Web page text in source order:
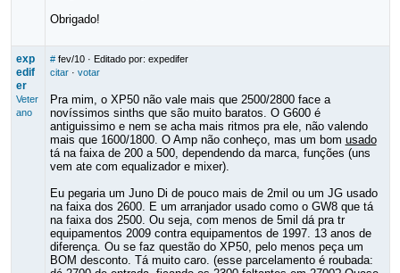
Obrigado!
exp
edif
er
Veter
ano
# fev/10· Editado por: expedifer
citar· votar
Pra mim, o XP50 não vale mais que 2500/2800 face a
novíssimos sinths que são muito baratos. O G600 é
antiguissimo e nem se acha mais ritmos pra ele, não valendo
mais que 1600/1800. O Amp não conheço, mas um bom usado
tá na faixa de 200 a 500, dependendo da marca, funções (uns
vem ate com equalizador e mixer).
Eu pegaria um Juno Di de pouco mais de 2mil ou um JG usado
na faixa dos 2600. E um arranjador usado como o GW8 que tá
na faixa dos 2500. Ou seja, com menos de 5mil dá pra tr
equipamentos 2009 contra equipamentos de 1997. 13 anos de
diferença. Ou se faz questão do XP50, pelo menos peça um
BOM desconto. Tá muito caro. (esse parcelamento é roubada: